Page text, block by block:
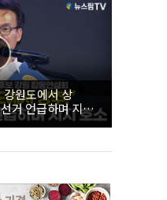
원도에서 상
거 언급하며 지지
당 당대표·최고위